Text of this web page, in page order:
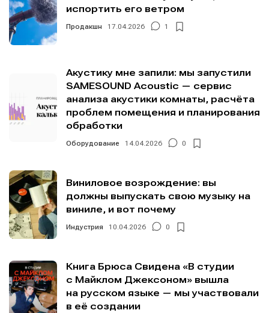
испортить его ветром
Продакшн 17.04.2026 1
Акустику мне запили: мы запустили
SAMESOUND Acoustic — сервис
анализа акустики комнаты, расчёта
проблем помещения и планирования
обработки
Оборудование 14.04.2026 0
Виниловое возрождение: вы
должны выпускать свою музыку на
виниле, и вот почему
Индустрия 10.04.2026 0
Книга Брюса Свидена «В студии
с Майклом Джексоном» вышла
на русском языке — мы участвовали
в её создании